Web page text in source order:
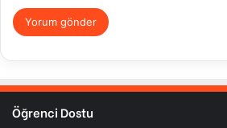
Öğrenci Dostu